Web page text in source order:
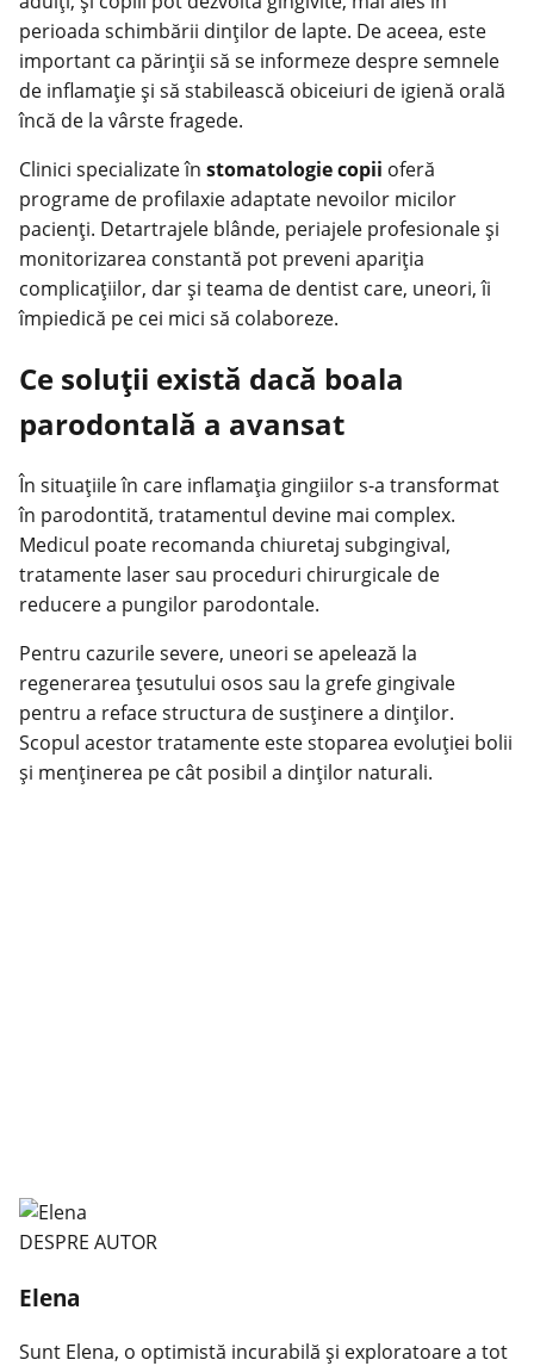
perioada schimbării dinților de lapte. De aceea, este
important ca părinții să se informeze despre semnele
de inflamație și să stabilească obiceiuri de igienă orală
încă de la vârste fragede.
Clinici specializate în stomatologie copii oferă
programe de profilaxie adaptate nevoilor micilor
pacienți. Detartrajele blânde, periajele profesionale și
monitorizarea constantă pot preveni apariția
complicațiilor, dar și teama de dentist care, uneori, îi
împiedică pe cei mici să colaboreze.
Ce soluții există dacă boala
parodontală a avansat
În situațiile în care inflamația gingiilor s-a transformat
în parodontită, tratamentul devine mai complex.
Medicul poate recomanda chiuretaj subgingival,
tratamente laser sau proceduri chirurgicale de
reducere a pungilor parodontale.
Pentru cazurile severe, uneori se apelează la
regenerarea țesutului osos sau la grefe gingivale
pentru a reface structura de susținere a dinților.
Scopul acestor tratamente este stoparea evoluției bolii
și menținerea pe cât posibil a dinților naturali.
DESPRE AUTOR
Elena
Sunt Elena, o optimistă incurabilă și exploratoare a tot